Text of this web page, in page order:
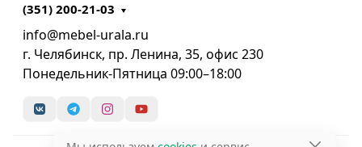
(351) 200-21-03
info@mebel-urala.ru
г. Челябинск, пр. Ленина, 35, офис 230
Понедельник-Пятница 09:00–18:00